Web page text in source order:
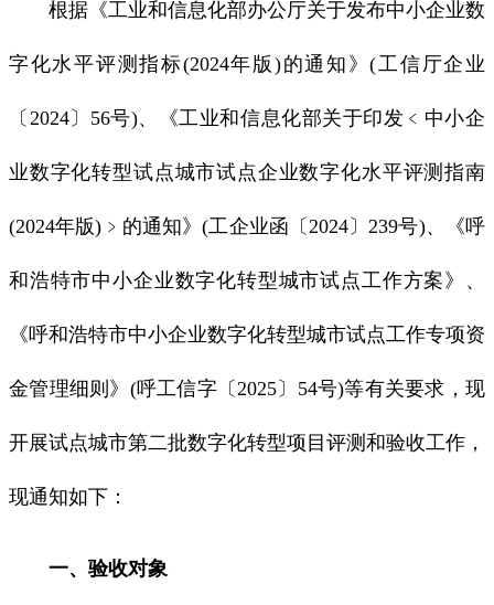
根据《工业和信息化部办公厅关于发布中小企业数
字化水平评测指标(2024年版)的通知》(工信厅企业
〔2024〕56号)、《工业和信息化部关于印发﹤中小企
业数字化转型试点城市试点企业数字化水平评测指南
(2024年版)﹥的通知》(工企业函〔2024〕239号)、《呼
和浩特市中小企业数字化转型城市试点工作方案》、
《呼和浩特市中小企业数字化转型城市试点工作专项资
金管理细则》(呼工信字〔2025〕54号)等有关要求，现
开展试点城市第二批数字化转型项目评测和验收工作，
现通知如下：
一、验收对象